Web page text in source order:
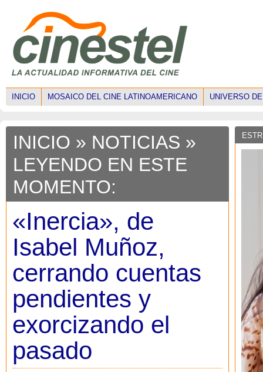
INICIO MOSAICO DEL CINE LATINOAMERICANO UNIVERSO
INICIO » NOTICIAS »
LEYENDO EN ESTE
MOMENTO:
«Inercia», de
Isabel Muñoz,
cerrando cuentas
pendientes y
exorcizando el
pasado